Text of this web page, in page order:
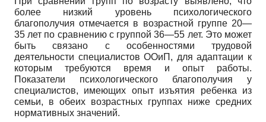
более низкий уровень психологического
благополучия отмечается в возрастной группе 20—
35 лет по сравнению с группой 36—55 лет. Это может
быть связано с особенностями трудовой
деятельности специалистов ООиП, для адаптации к
которым требуются время и опыт работы.
Показатели психологического благополучия у
специалистов, имеющих опыт изъятия ребенка из
семьи, в обеих возрастных группах ниже средних
нормативных значений.